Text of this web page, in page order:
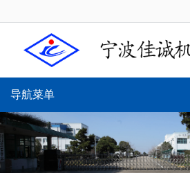
导航菜单